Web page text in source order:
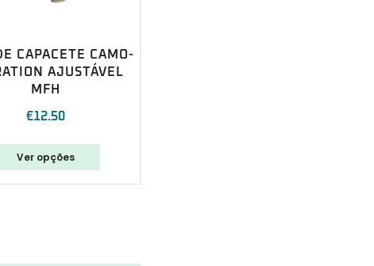
CAPACETE CAMO-
AJUSTÁVEL
MFH
€12.50
Ver opções